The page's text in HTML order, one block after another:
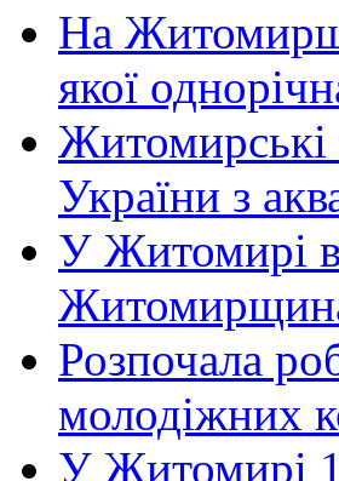
На
якої
Житомирські
України з
У Житомирі
Розпочала
молодіжних
У Житомирі